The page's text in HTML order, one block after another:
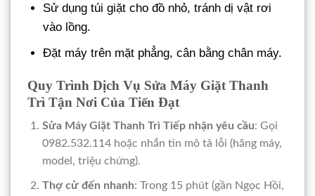
Sử dụng túi giặt cho đồ nhỏ, tránh dị vật rơi
vào lồng.
Đặt máy trên mặt phẳng, cân bằng chân máy.
Quy Trình Dịch Vụ Sửa Máy Giặt Thanh
Trì Tận Nơi Của Tiến Đạt
Sửa Máy Giặt Thanh Trì Tiếp nhận yêu cầu: Gọi
0982.532.114 hoặc nhắn tin mô tả lỗi (hãng máy,
model, triệu chứng).
Thợ cử đến nhanh: Trong 15 phút (gần Ngọc Hồi,